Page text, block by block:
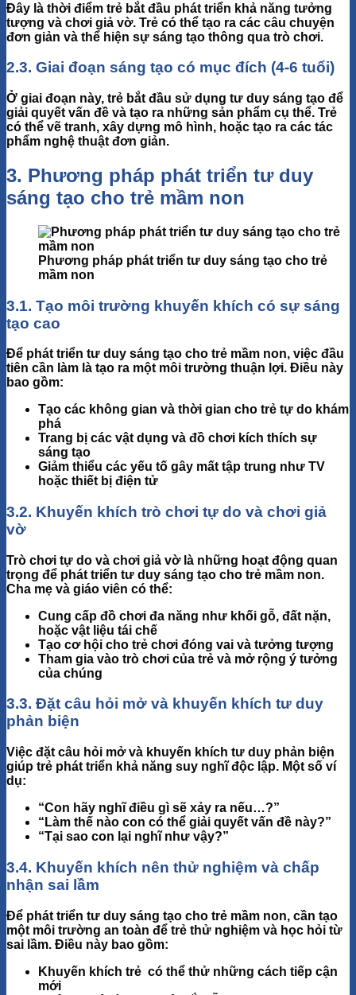
Đây là thời điểm trẻ bắt đầu phát triển khả năng tưởng
tượng và chơi giả vờ. Trẻ có thể tạo ra các câu chuyện
đơn giản và thể hiện sự sáng tạo thông qua trò chơi.
2.3. Giai đoạn sáng tạo có mục đích (4-6 tuổi)
Ở giai đoạn này, trẻ bắt đầu sử dụng tư duy sáng tạo để
giải quyết vấn đề và tạo ra những sản phẩm cụ thể. Trẻ
có thể vẽ tranh, xây dựng mô hình, hoặc tạo ra các tác
phẩm nghệ thuật đơn giản.
3. Phương pháp phát triển tư duy
sáng tạo cho trẻ mầm non
Phương pháp phát triển tư duy sáng tạo cho trẻ
mầm non
3.1. Tạo môi trường khuyến khích có sự sáng
tạo cao
Để phát triển tư duy sáng tạo cho trẻ mầm non, việc đầu
tiên cần làm là tạo ra một môi trường thuận lợi. Điều này
bao gồm:
Tạo các không gian và thời gian cho trẻ tự do khám
phá
Trang bị các vật dụng và đồ chơi kích thích sự
sáng tạo
Giảm thiểu các yếu tố gây mất tập trung như TV
hoặc thiết bị điện tử
3.2. Khuyến khích trò chơi tự do và chơi giả
vờ
Trò chơi tự do và chơi giả vờ là những hoạt động quan
trọng để phát triển tư duy sáng tạo cho trẻ mầm non.
Cha mẹ và giáo viên có thể:
Cung cấp đồ chơi đa năng như khối gỗ, đất nặn,
hoặc vật liệu tái chế
Tạo cơ hội cho trẻ chơi đóng vai và tưởng tượng
Tham gia vào trò chơi của trẻ và mở rộng ý tưởng
của chúng
3.3. Đặt câu hỏi mở và khuyến khích tư duy
phản biện
Việc đặt câu hỏi mở và khuyến khích tư duy phản biện
giúp trẻ phát triển khả năng suy nghĩ độc lập. Một số ví
dụ:
“Con hãy nghĩ điều gì sẽ xảy ra nếu…?”
“Làm thế nào con có thể giải quyết vấn đề này?”
“Tại sao con lại nghĩ như vậy?”
3.4. Khuyến khích nên thử nghiệm và chấp
nhận sai lầm
Để phát triển tư duy sáng tạo cho trẻ mầm non, cần tạo
một môi trường an toàn để trẻ thử nghiệm và học hỏi từ
sai lầm. Điều này bao gồm:
Khuyến khích trẻ có thể thử những cách tiếp cận
mới